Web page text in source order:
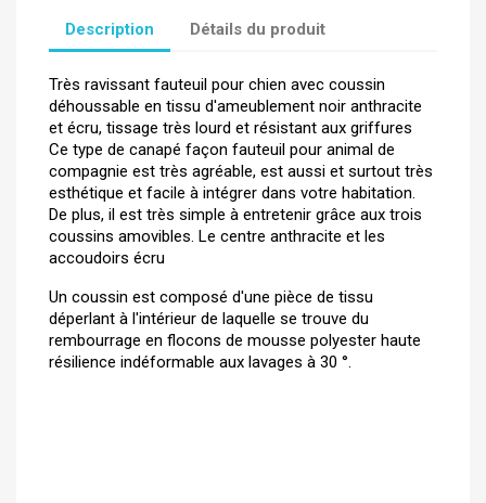
Description Détails du produit
Très ravissant fauteuil pour chien avec coussin
déhoussable en tissu d'ameublement noir anthracite
et écru, tissage très lourd et résistant aux griffures
Ce type de canapé façon fauteuil pour animal de
compagnie est très agréable, est aussi et surtout très
esthétique et facile à intégrer dans votre habitation.
De plus, il est très simple à entretenir grâce aux trois
coussins amovibles. Le centre anthracite et les
accoudoirs écru
Un coussin est composé d'une pièce de tissu
déperlant à l'intérieur de laquelle se trouve du
rembourrage en flocons de mousse polyester haute
résilience indéformable aux lavages à 30 °.